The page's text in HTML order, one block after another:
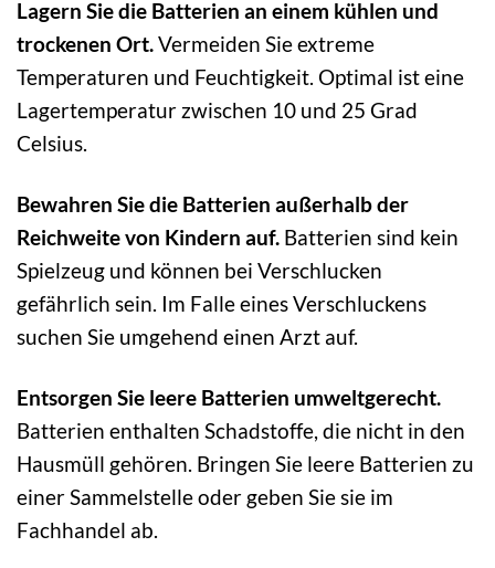
Lagern Sie die Batterien an einem kühlen und
trockenen Ort.Vermeiden Sie extreme
Temperaturen und Feuchtigkeit. Optimal ist eine
Lagertemperatur zwischen 10 und 25 Grad
Celsius.
Bewahren Sie die Batterien außerhalb der
Reichweite von Kindern auf. Batterien sind kein
Spielzeug und können bei Verschlucken
gefährlich sein. Im Falle eines Verschluckens
suchen Sie umgehend einen Arzt auf.
Entsorgen Sie leere Batterien umweltgerecht.
Batterien enthalten Schadstoffe, die nicht in den
Hausmüll gehören. Bringen Sie leere Batterien zu
einer Sammelstelle oder geben Sie sie im
Fachhandel ab.